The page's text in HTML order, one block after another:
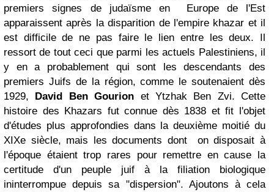
premiers signes de judaïsme en Europe de l'Est
apparaissent après la disparition de l'empire khazar et il
est difficile de ne pas faire le lien entre les deux. Il
ressort de tout ceci que parmi les actuels Palestiniens, il
y en a probablement qui sont les descendants des
premiers Juifs de la région, comme le soutenaient dès
1929, David Ben Gourion et Ytzhak Ben Zvi. Cette
histoire des Khazars fut connue dès 1838 et fit l'objet
d'études plus approfondies dans la deuxième moitié du
XIXe siècle, mais les documents dont on disposait à
l'époque étaient trop rares pour remettre en cause la
certitude d'un peuple juif à la filiation biologique
ininterrompue depuis sa "dispersion". Ajoutons à cela